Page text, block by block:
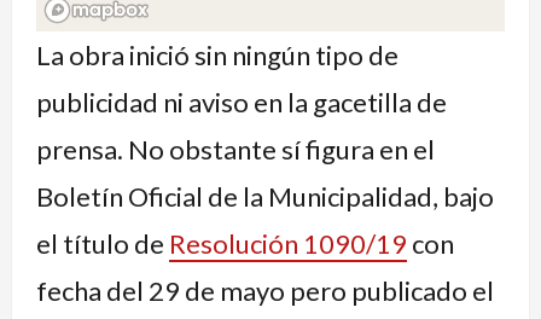
La obra inició sin ningún tipo de
publicidad ni aviso en la gacetilla de
prensa. No obstante sí figura en el
Boletín Oficial de la Municipalidad, bajo
el título de Resolución 1090/19 con
fecha del 29 de mayo pero publicado el